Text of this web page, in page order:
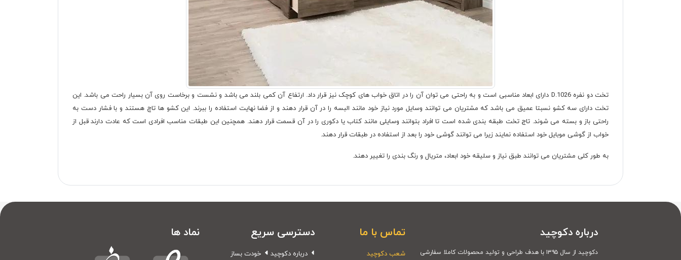
تخت دو نفره D.1026 دارای ابعاد مناسبی است و به راحتی می توان آن را در اتاق خواب های کوچک نیز قرار داد. ارتفاع آن کمی بلند می باشد و نشست و برخاست روی آن بسیار راحت می باشد. این
تخت دارای سه کشو نسبتا عمیق می باشد که مشتریان می توانند وسایل مورد نیاز خود مانند البسه را در آن قرار دهند و از فضا نهایت استفاده را ببرند. این کشو ها تاچ هستند و با فشار دست به
راحتی باز و بسته می شوند. تاج تخت طبقه بندی شده است تا افراد بتوانند وسایلی مانند کتاب یا دکوری را در آن قسمت قرار دهند. همچنین این طبقات مناسب افرادی است که عادت دارند قبل از
خواب از گوشی موبایل خود استفاده نمایند زیرا می توانند گوشی خود را بعد از استفاده در طبقات قرار دهند.
به طور کلی مشتریان می توانند طبق نیاز و سلیقه خود ابعاد، متریال و رنگ بندی را تغییر دهند.
درباره دکوچید
دکوچید از سال ۱۳۹۵ با هدف طراحی و تولید محصولات کاملا سفارشی
تماس با ما
شعب دکوچید
دسترسی سریع
درباره دکوچید خودت بساز
نماد ها